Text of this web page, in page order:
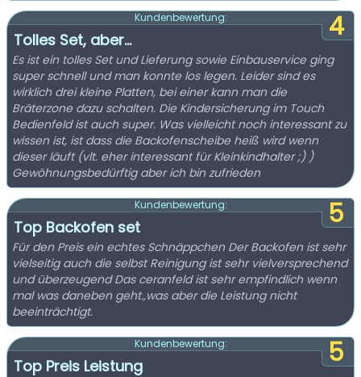
4
Kundenbewertung:
Tolles Set, aber...
Es ist ein tolles Set und Lieferung sowie Einbauservice ging
super schnell und man konnte los legen. Leider sind es
wirklich drei kleine Platten, bei einer kann man die
Bräterzone dazu schalten. Die Kindersicherung im Touch
Bedienfeld ist auch super. Was vielleicht noch interessant zu
wissen ist, ist dass die Backofenscheibe heiß wird wenn
dieser läuft (vlt. eher interessant für Kleinkindhalter ;) )
Gewöhnungsbedürftig aber ich bin zufrieden
5
Kundenbewertung:
Top Backofen set
Für den Preis ein echtes Schnäppchen Der Backofen ist sehr
vielseitig auch die selbst Reinigung ist sehr vielversprechend
und überzeugend Das ceranfeld ist sehr empfindlich wenn
mal was daneben geht.,was aber die Leistung nicht
beeinträchtigt.
5
Kundenbewertung:
Top Preis Leistung